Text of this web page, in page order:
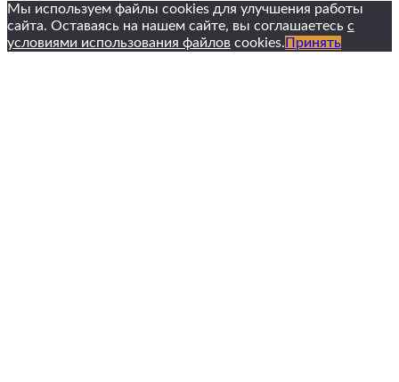
Мы используем файлы cookies для улучшения работы
сайта. Оставаясь на нашем сайте, вы соглашаетесь с
условиями использования файлов cookies. Принять